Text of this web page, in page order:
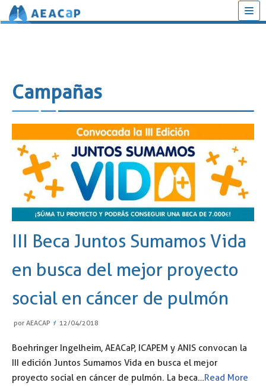
Campañas
III Beca Juntos Sumamos Vida
en busca del mejor proyecto
social en cáncer de pulmón
por AEACAP 12/04/2018
Boehringer Ingelheim, AEACaP, ICAPEM y ANIS convocan la
III edición Juntos Sumamos Vida en busca el mejor
proyecto social en cáncer de pulmón. La beca…Read More